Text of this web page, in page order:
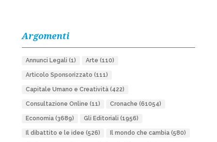
Argomenti
Annunci Legali (1) Arte (110)
Articolo Sponsorizzato (111)
Capitale Umano e Creatività(422)
Consultazione Online (11) Cronache (61054)
Economia(3689) Gli Editoriali (1956)
Il dibattito e le idee (526) Il mondo che cambia(580)